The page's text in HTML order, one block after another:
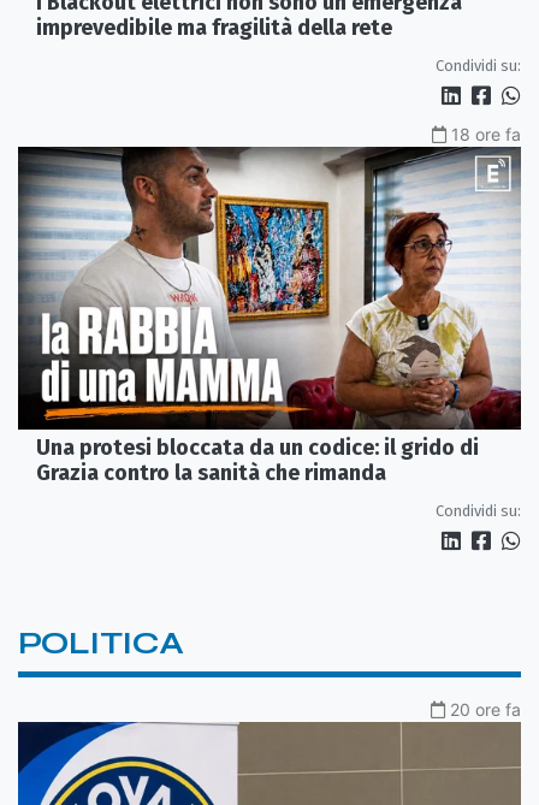
imprevedibile ma fragilità della rete
Condividi su:
18 ore fa
Una protesi bloccata da un codice: il grido di
Grazia contro la sanità che rimanda
Condividi su:
POLITICA
20 ore fa